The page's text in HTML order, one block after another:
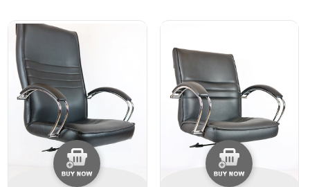
ต่ำ ด้วยไฮโดรลิค พนักพิง
ปรับเอนได้ (In Stock)